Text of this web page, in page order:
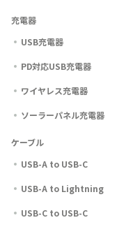
充電器
USB充電器
PD対応USB充電器
ワイヤレス充電器
ソーラーパネル充電器
ケーブル
USB-A to USB-C
USB-A to Lightning
USB-C to USB-C